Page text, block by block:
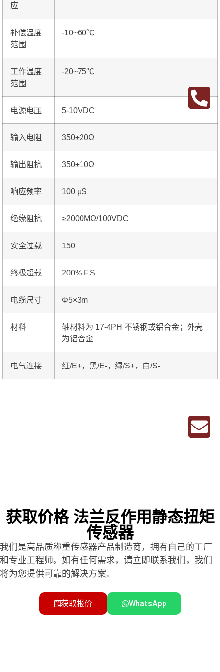
应
补偿温度
范围
-10~60℃
工作温度
范围
-20~75℃
电源电压 5-10VDC
输入电阻 350±20Ω
输出阻抗 350±10Ω
响应频率 100 μS
绝缘阻抗 ≥2000MΩ/100VDC
安全过载 150
终极超载 200% F.S.
电缆尺寸 Φ5×3m
材料
轴材料为 17-4PH 不锈钢或铝合金；外壳
为铝合金
电气连接 红/E+，黑/E-，绿/S+，白/S-
获取价格 法兰反作用静态扭矩
传感器
我们是高品质称重传感器产品制造商，拥有自己的工厂
和专业工程师。如有任何需求，请立即联系我们，我们
将为您提供可靠的解决方案。
获取报价 WhatsApp